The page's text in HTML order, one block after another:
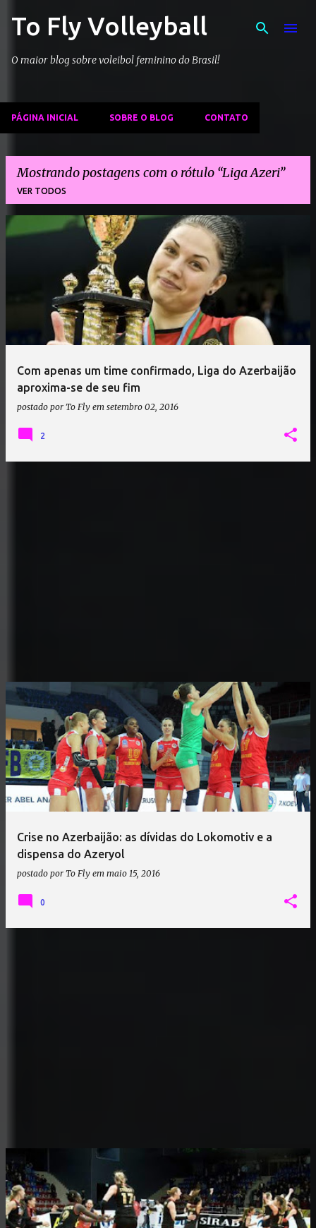
Pular para o conteúdo principal
To Fly Volleyball
O maior blog sobre voleibol feminino do Brasil!
PÁGINA INICIAL SOBRE O BLOG CONTATO
Mostrando postagens com o rótulo Liga Azeri
VER TODOS
P
Com apenas um time confirmado, Liga do Azerbaijão
aproxima-se de seu fim
postado por To Fly em setembro 02, 2016
2
Crise no Azerbaijão: as dívidas do Lokomotiv e a
dispensa do Azeryol
postado por To Fly em maio 15, 2016
0